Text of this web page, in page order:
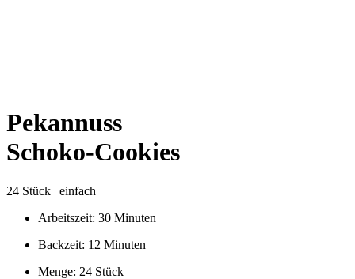
Pekannuss
Schoko-Cookies
24 Stück | einfach
Arbeitszeit: 30 Minuten
Backzeit: 12 Minuten
Menge: 24 Stück